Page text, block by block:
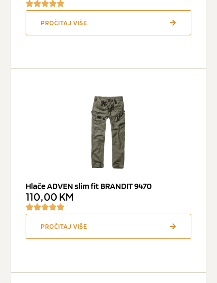
PROČITAJ VIŠE
Hlače ADVEN slim fit BRANDIT 9470
110,00 KM
PROČITAJ VIŠE